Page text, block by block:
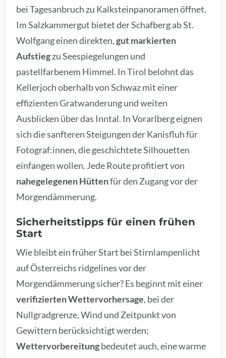
bei Tagesanbruch zu Kalksteinpanoramen öffnet.
Im Salzkammergut bietet der Schafberg ab St.
Wolfgang einen direkten,gut markierten
Aufstiegzu Seespiegelungen und
pastellfarbenem Himmel. In Tirol belohnt das
Kellerjoch oberhalb von Schwaz mit einer
effizienten Gratwanderung und weiten
Ausblicken über das Inntal. In Vorarlberg eignen
sich die sanfteren Steigungen der Kanisfluh für
Fotograf:innen, die geschichtete Silhouetten
einfangen wollen. Jede Route profitiert von
nahegelegenen Hüttenfür den Zugang vor der
Morgendämmerung.
Sicherheitstipps für einen frühen
Start
Wie bleibt ein früher Start bei Stirnlampenlicht
auf Österreichs ridgelines vor der
Morgendämmerung sicher? Es beginnt mit einer
verifizierten Wettervorhersage, bei der
Nullgradgrenze, Wind und Zeitpunkt von
Gewittern berücksichtigt werden;
Wettervorbereitungbedeutet auch, eine warme